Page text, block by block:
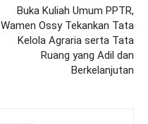
Buka Kuliah Umum PPTR,
Wamen Ossy Tekankan Tata
Kelola Agraria serta Tata
Ruang yang Adil dan
Berkelanjutan